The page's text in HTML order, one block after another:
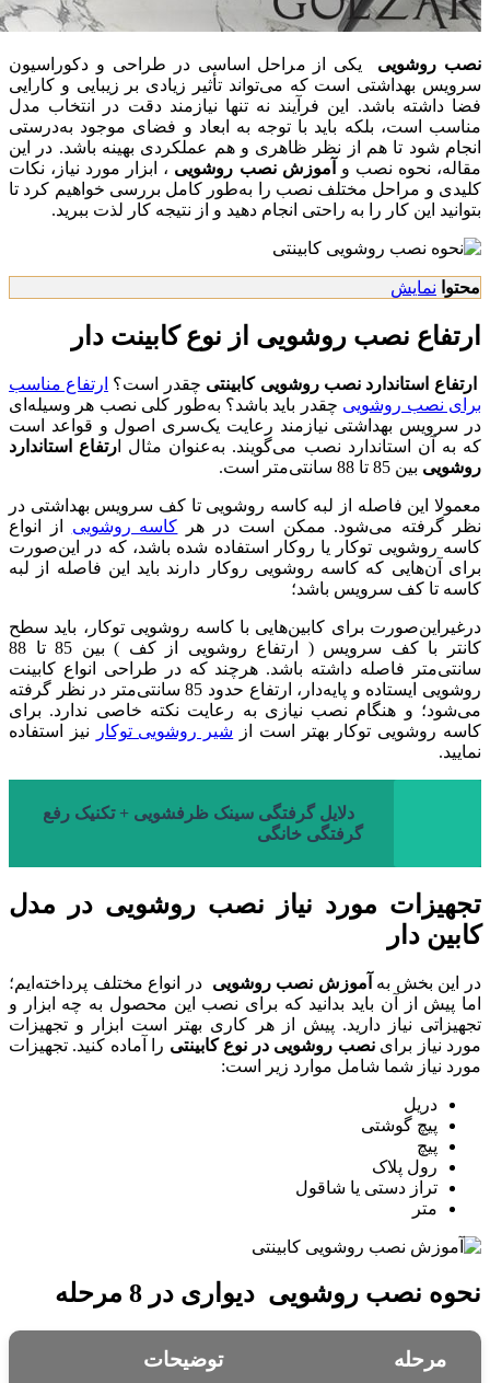
نصب روشویی
یکی از مراحل اساسی در طراحی و دکوراسیون
سرویس بهداشتی است که می‌تواند تأثیر زیادی بر زیبایی و کارایی
فضا داشته باشد. این فرآیند نه تنها نیازمند دقت در انتخاب مدل
مناسب است، بلکه باید با توجه به ابعاد و فضای موجود به‌درستی
انجام شود تا هم از نظر ظاهری و هم عملکردی بهینه باشد. در این
مقاله، نحوه نصب و
آموزش نصب روشویی ، ابزار مورد نیاز، نکات
کلیدی و مراحل مختلف نصب را به‌طور کامل بررسی خواهیم کرد تا
بتوانید این کار را به راحتی انجام دهید و از نتیجه کار لذت ببرید.
محتوا نمایش
ارتفاع نصب روشویی از نوع کابینت دار
ارتفاع استاندارد نصب روشویی کابینتی چقدر است؟ ارتفاع مناسب
برای نصب روشویی چقدر باید باشد؟ به‌طور کلی نصب هر وسیله‌ای
در سرویس بهداشتی نیازمند رعایت یک‌سری اصول و قواعد است
که به آن استاندارد نصب می‌گویند. به‌عنوان مثال ا رتفاع استاندارد
روشویی بین 85 تا 88 سانتی‌متر است.
معمولا این فاصله از لبه کاسه روشویی تا کف سرویس بهداشتی در
نظر گرفته می‌شود. ممکن است در هر کاسه روشویی از انواع
کاسه روشویی توکار یا روکار استفاده شده باشد، که در این‌صورت
برای آن‌هایی که کاسه روشویی روکار دارند باید این فاصله از لبه
کاسه تا کف سرویس باشد؛
درغیراین‌صورت برای کابین‌هایی با کاسه روشویی توکار، باید سطح
کانتر با کف سرویس ( ارتفاع روشویی از کف ) بین 85 تا 88
سانتی‌متر فاصله داشته باشد. هرچند که در طراحی انواع کابینت
روشویی ایستاده و پایه‌دار، ارتفاع حدود 85 سانتی‌متر در نظر گرفته
می‌شود؛ و هنگام نصب نیازی به رعایت نکته خاصی ندارد. برای
کاسه روشویی توکار بهتر است از شیر روشویی توکار
نیز استفاده
نمایید.
دلایل گرفتگی سینک ظرفشویی + تکنیک رفع
گرفتگی خانگی
تجهیزات مورد نیاز نصب روشویی در مدل
کابین دار
در این بخش به آموزش نصب روشویی در انواع مختلف پرداخته‌ایم؛
اما پیش از آن باید بدانید که برای نصب این محصول به چه ابزار و
تجهیزاتی نیاز دارید. پیش از هر کاری بهتر است ابزار و تجهیزات
مورد نیاز براینصب روشویی در نوع کابینتی را آماده کنید. تجهیزات
مورد نیاز شما شامل موارد زیر است:
دریل
پیچ‌ گوشتی
پیچ
رول‌ پلاک
تراز دستی یا شاقول
متر
نحوه نصب روشویی دیواری در 8 مرحله
مرحله توضیحات